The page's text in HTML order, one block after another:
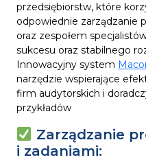
przedsiębiorstw, które
odpowiednie zarządzanie
oraz zespołem
sukcesu oraz stabilnego
Innowacyjny system
narzędzie wspierające
firm audytorskich i
przykładów
Zarządzanie
i zadaniami: